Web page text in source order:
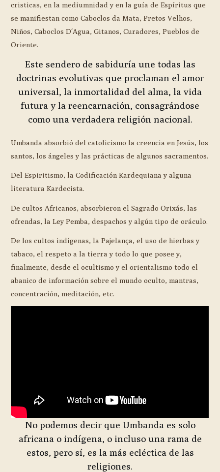
cristicas, en la mediumnidad y en la guía de Espíritus que
se manifiestan como Caboclos da Mata, Pretos Velhos,
Niños, Caboclos D´Agua, Gitanos, Curadores, Pueblos de
Oriente.
Este sendero de sabiduría une todas las
doctrinas evolutivas que proclaman el amor
universal, la inmortalidad del alma, la vida
futura y la reencarnación, consagrándose
como una verdadera religión nacional.
Umbanda absorbió del catolicismo la creencia en Jesús, los
santos, los ángeles y las prácticas de algunos sacramentos.
Del Espiritismo, la Codificación Kardequiana y alguna
literatura Kardecista.
De cultos Africanos, absorbieron el Sagrado Orixás, las
ofrendas, la Ley Pemba, despachos y algún tipo de oráculo.
De los cultos indígenas, la Pajelança, el uso de hierbas y
tabaco, el respeto a la tierra y todo lo que posee y,
finalmente, desde el ocultismo y el orientalismo todo el
abanico de información sobre el mundo oculto, mantras,
concentración, meditación, etc.
No podemos decir que Umbanda es solo
africana o indígena, o incluso una rama de
estos, pero sí, es la más ecléctica de las
religiones.